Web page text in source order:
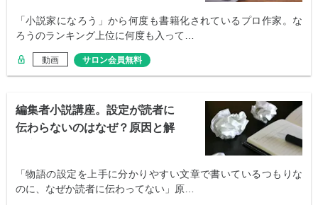
「小説家になろう」から何度も書籍化されているプロ作家。な
ろうのランキング上位に何度も入って…
動画 サロン会員無料
編集者小説講座。設定が読者に
伝わらないのはなぜ？原因と解
「物語の設定を上手に分かりやすい文章で書いているつもりな
のに、なぜか読者に伝わってない」原…